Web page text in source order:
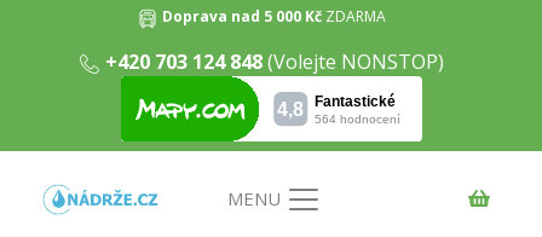
Doprava nad 5 000 Kč ZDARMA
+420 703 124 848(Volejte NONSTOP)
MENU
Nádrže na dešťovou vodu
/ Nádrže na dešťovou vodu
Nádrže na dešťovou voduslouží k zadržování
využít například pro zálivku zahrady případně pro
splachování WC či praní.